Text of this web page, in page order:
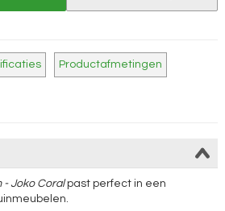
Productafmetingen
- Joko Coralpast perfect in een